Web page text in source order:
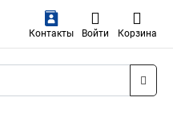
Контакты Войти Корзина